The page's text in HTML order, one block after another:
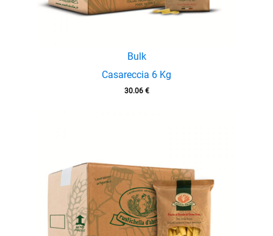
Bulk
Casareccia 6 Kg
30.06 €